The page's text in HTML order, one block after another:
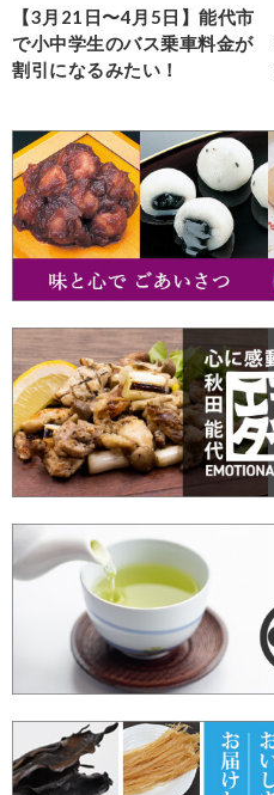
【3月21日〜4月5日】能代市
で小中学生のバス乗車料金が
割引になるみたい！